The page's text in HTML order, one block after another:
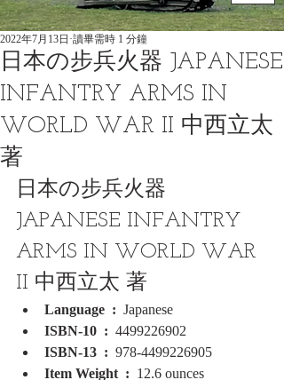
日本の步兵火器 JAPANESE
INFANTRY ARMS IN
WORLD WAR II 中西立太
著
2022年7月13日 讀畢需時 1 分鐘
日本の步兵火器
JAPANESE INFANTRY
ARMS IN WORLD WAR
II 中西立太 著
Language ‏ : ‎ Japanese
ISBN-10 ‏ : ‎ 4499226902
ISBN-13 ‏ : ‎ 978-4499226905
Item Weight ‏ : ‎ 12.6 ounces